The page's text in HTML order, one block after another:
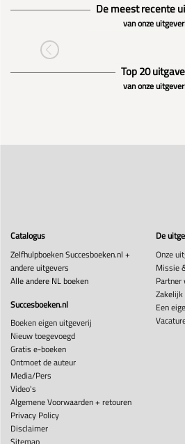
De meest recente
van onze
Top 20
van onze
Catalogus
Zelfhulpboeken Succesboeken.nl +
andere uitgevers
Alle andere NL boeken
Succesboeken.nl
Boeken eigen uitgeverij
Nieuw toegevoegd
Gratis e-boeken
Ontmoet de auteur
Media/Pers
Video's
Algemene Voorwaarden + retouren
Privacy Policy
Disclaimer
De
Onze
Missie
Partner
Zakelijk
Een